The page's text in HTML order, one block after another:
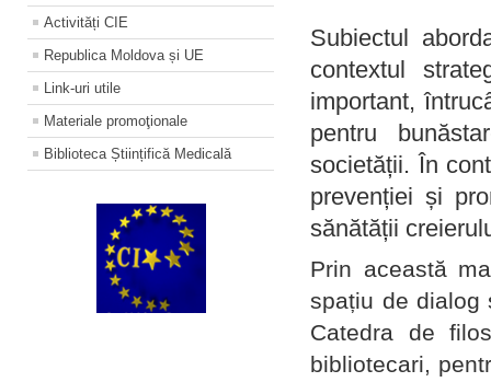
Activități CIE
Republica Moldova și UE
Link-uri utile
Materiale promoţionale
Biblioteca Științifică Medicală
Subiectul
contextul
important,
pentru
societății. În
prevenției și
sănătății
Prin această
spațiu de dialog
Catedra de
bibliotecari,